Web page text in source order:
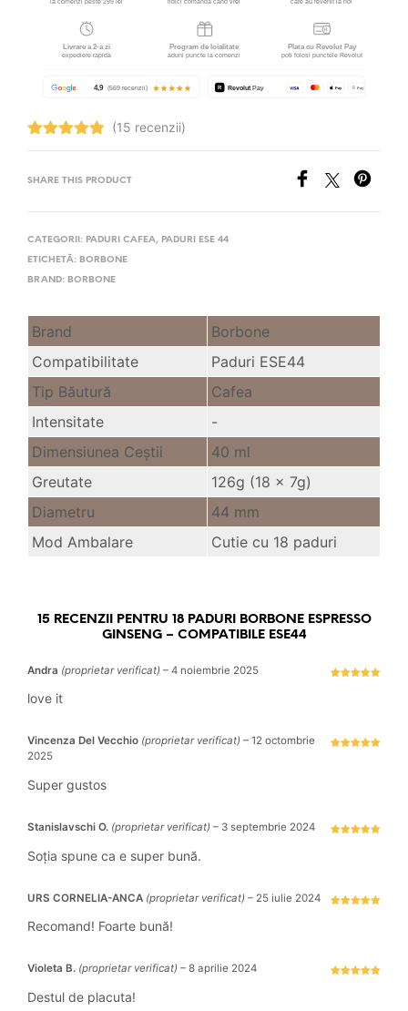
Evaluat la
din 5
(15 recenzii)
SHARE THIS PRODUCT
CATEGORII: PADURI CAFEA, PADURI ESE 44
ETICHETĂ: BORBONE
BRAND: BORBONE
Brand
Borbone
Compatibilitate
Paduri ESE44
Tip Băutură
Cafea
Intensitate
-
Dimensiunea Ceştii
40 ml
Greutate
126g (18 x 7g)
Diametru
44 mm
Mod Ambalare
Cutie cu 18 paduri
15 RECENZII PENTRU 18 PADURI BORBONE ESPRESSO
GINSENG – COMPATIBILE ESE44
Andra (proprietar verificat) – 4 noiembrie 2025
love it
Vincenza Del Vecchio (proprietar verificat) – 12 octombrie
2025
Super gustos
Stanislavschi O. (proprietar verificat) – 3 septembrie 2024
Soția spune ca e super bună.
URS CORNELIA-ANCA (proprietar verificat) – 25 iulie 2024
Recomand! Foarte bună!
Violeta B. (proprietar verificat) – 8 aprilie 2024
Destul de placuta!